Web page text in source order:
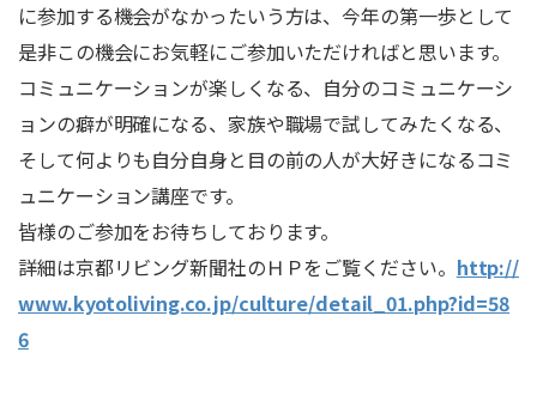
に参加する機会がなかったいう方は、今年の第一歩として
是非この機会にお気軽にご参加いただければと思います。
コミュニケーションが楽しくなる、自分のコミュニケーシ
ョンの癖が明確になる、家族や職場で試してみたくなる、
そして何よりも自分自身と目の前の人が大好きになるコミ
ュニケーション講座です。
皆様のご参加をお待ちしております。
詳細は京都リビング新聞社のＨＰをご覧ください。 http://
www.kyotoliving.co.jp/culture/detail_01.php?id=58
6